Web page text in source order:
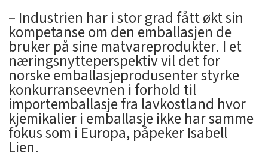
– Industrien har i stor grad fått økt sin
kompetanse om den emballasjen de
bruker på sine matvareprodukter. I et
næringsnytteperspektiv vil det for
norske emballasjeprodusenter styrke
konkurranseevnen i forhold til
importemballasje fra lavkostland hvor
kjemikalier i emballasje ikke har samme
fokus som i Europa, påpeker Isabell
Lien.